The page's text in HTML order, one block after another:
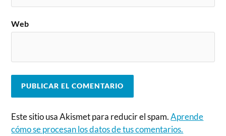
Web
Este sitio usa Akismet para reducir el spam.Aprende
cómo se procesan los datos de tus comentarios.